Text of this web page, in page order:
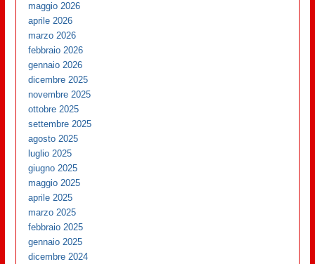
maggio 2026
aprile 2026
marzo 2026
febbraio 2026
gennaio 2026
dicembre 2025
novembre 2025
ottobre 2025
settembre 2025
agosto 2025
luglio 2025
giugno 2025
maggio 2025
aprile 2025
marzo 2025
febbraio 2025
gennaio 2025
dicembre 2024